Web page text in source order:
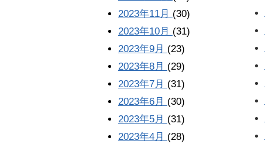
2023年11月 (30)
2023年10月 (31)
2023年9月 (23)
2023年8月 (29)
2023年7月 (31)
2023年6月 (30)
2023年5月 (31)
2023年4月 (28)